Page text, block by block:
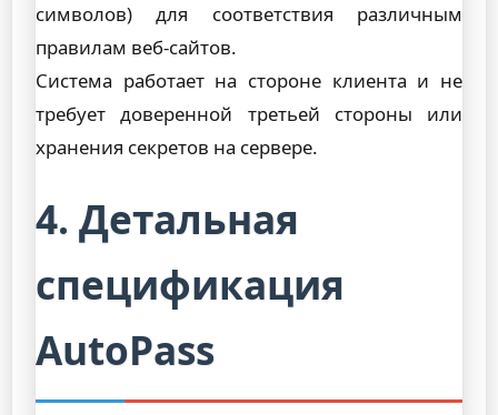
символов) для соответствия различным
правилам веб-сайтов.
Система работает на стороне клиента и не
требует доверенной третьей стороны или
хранения секретов на сервере.
4. Детальная
спецификация
AutoPass